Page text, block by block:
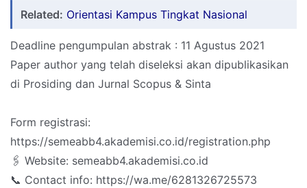
Related: Orientasi Kampus Tingkat Nasional
Deadline pengumpulan abstrak : 11 Agustus 2021
Paper author yang telah diseleksi akan dipublikasikan
di Prosiding dan Jurnal Scopus & Sinta
Form registrasi:
https://semeabb4.akademisi.co.id/registration.php
🖇 Website: semeabb4.akademisi.co.id
📞 Contact info: https://wa.me/6281326725573